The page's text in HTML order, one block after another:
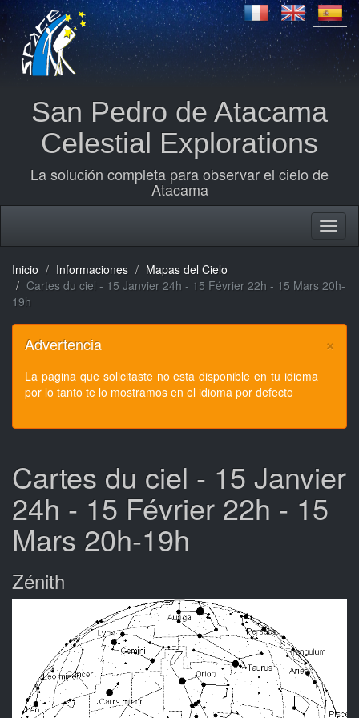
San Pedro de Atacama
Celestial Explorations
La solución completa para observar el cielo de
Atacama
Inicio Informaciones
Mapas del Cielo
Cartes du ciel - 15 Janvier 24h - 15 Février 22h - 15 Mars 20h-
19h
×
Advertencia
La pagina que solicitaste no esta disponible en tu idioma
por lo tanto te lo mostramos en el idioma por defecto
Cartes du ciel - 15 Janvier
24h - 15 Février 22h - 15
Mars 20h-19h
Zénith